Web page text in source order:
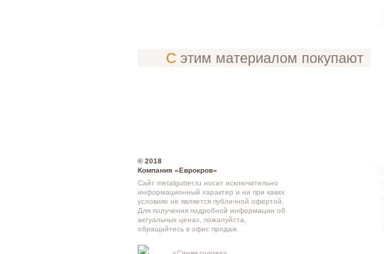
С этим материалом покупают
© 2018
Компания «Еврокров»
Сайт metalgutter.ru носит исключительно
информационный характер и ни при каких
условиях не является публичной офертой.
Для получения подробной информации об
актуальных ценах, пожалуйста,
обращайтесь в офис продаж.